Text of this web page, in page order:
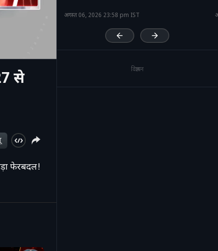
'
से
फेरबदल!
अगस्त 06, 2026 23:58 pm IST
विज्ञापन